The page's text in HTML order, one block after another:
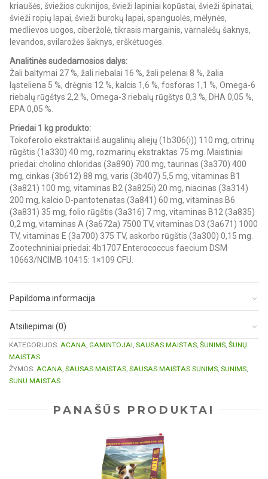
kriaušės, šviežios cukinijos, švieži lapiniai kopūstai, švieži špinatai,
švieži ropių lapai, švieži burokų lapai, spanguolės, mėlynės,
medlievos uogos, ciberžolė, tikrasis margainis, varnalėšų šaknys,
levandos, svilarožės šaknys, erškėtuogės.
Analitinės sudedamosios dalys:
Žali baltymai 27 %, žali riebalai 16 %, žali pelenai 8 %, žalia
ląsteliena 5 %, drėgnis 12 %, kalcis 1,6 %, fosforas 1,1 %, Omega-6
riebalų rūgštys 2,2 %, Omega-3 riebalų rūgštys 0,3 %, DHA 0,05 %,
EPA 0,05 %.
Priedai 1 kg produkto:
Tokoferolio ekstraktai iš augalinių aliejų (1b306(i)) 110 mg, citrinų
rūgštis (1a330) 40 mg, rozmarinų ekstraktas 75 mg. Maistiniai
priedai: cholino chloridas (3a890) 700 mg, taurinas (3a370) 400
mg, cinkas (3b612) 88 mg, varis (3b407) 5,5 mg, vitaminas B1
(3a821) 100 mg, vitaminas B2 (3a825i) 20 mg, niacinas (3a314)
200 mg, kalcio D-pantotenatas (3a841) 60 mg, vitaminas B6
(3a831) 35 mg, folio rūgštis (3a316) 7 mg, vitaminas B12 (3a835)
0,2 mg, vitaminas A (3a672a) 7500 TV, vitaminas D3 (3a671) 1000
TV, vitaminas E (3a700) 375 TV, askorbo rūgštis (3a300) 0,15 mg.
Zootechniniai priedai: 4b1707 Enterococcus faecium DSM
10663/NCIMB 10415: 1×109 CFU.
Papildoma informacija
Atsiliepimai (0)
KATEGORIJOS: ACANA GAMINTOJAI SAUSAS MAISTAS ŠUNIMS ŠUNŲ
MAISTAS
ŽYMOS: ACANA SAUSAS MAISTAS SAUSAS MAISTAS SUNIMS SUNIMS
SUNU MAISTAS
PANAŠŪS PRODUKTAI